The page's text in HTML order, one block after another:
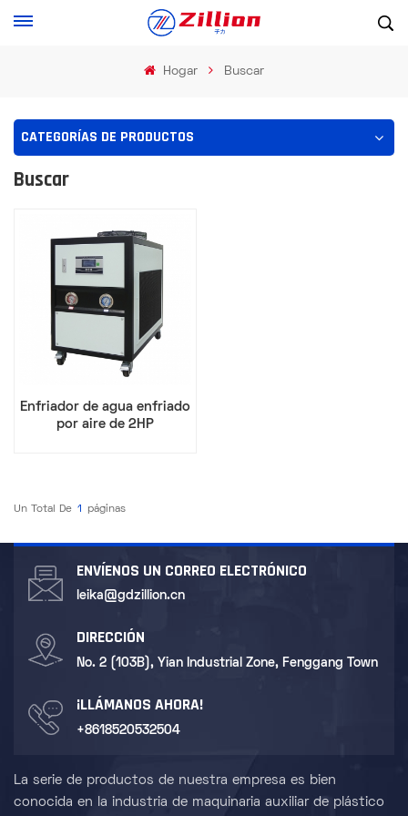
Hogar Buscar
CATEGORÍAS DE PRODUCTOS
Buscar
Enfriador de agua enfriado
por aire de 2HP
Un Total De 1 Páginas
ENVÍENOS UN CORREO ELECTRÓNICO
leika@gdzillion.cn
DIRECCIÓN
No. 2 (103B), Yian Industrial Zone, Fenggang Town
¡LLÁMANOS AHORA!
+8618520532504
La serie de productos de nuestra empresa es bien
conocida en la industria de maquinaria auxiliar de plástico